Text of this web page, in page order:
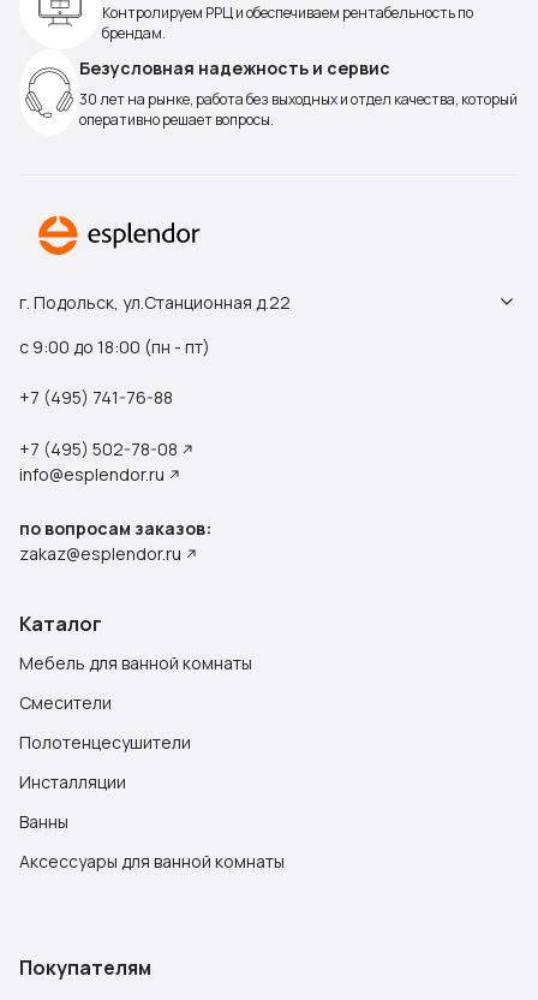
Контролируем РРЦ и обеспечиваем рентабельность по
брендам.
Безусловная надежность и сервис
30 лет на рынке, работа без выходных и отдел качества, который
оперативно решает вопросы.
г. Подольск, ул.Станционная д.22
с 9:00 до 18:00 (пн - пт)
+7 (495) 741-76-88
+7 (495) 502-78-08
info@esplendor.ru
по вопросам заказов:
zakaz@esplendor.ru
Каталог
Мебель для ванной комнаты
Смесители
Полотенцесушители
Инсталляции
Ванны
Аксессуары для ванной комнаты
Покупателям